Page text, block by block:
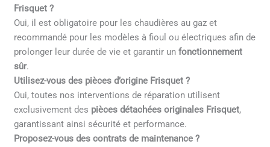
Frisquet ?
Oui, il est obligatoire pour les chaudières au gaz et
recommandé pour les modèles à fioul ou électriques afin de
prolonger leur durée de vie et garantir unfonctionnement
sûr.
Utilisez-vous des pièces d’origine Frisquet ?
Oui, toutes nos interventions de réparation utilisent
exclusivement des pièces détachées originales Frisquet,
garantissant ainsi sécurité et performance.
Proposez-vous des contrats de maintenance ?